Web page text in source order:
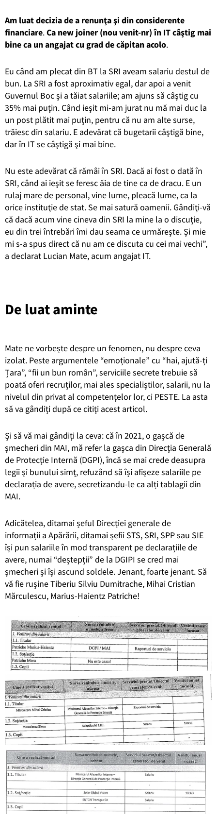
Am luat decizia de a renunţa şi din considerente
financiare.Ca new joiner (nou venit-nr) în IT câştig mai
bine ca un angajat cu grad de căpitan acolo.
Eu când am plecat din BT la SRI aveam salariu destul de
bun. La SRI a fost aproximativ egal, dar apoi a venit
Guvernul Boc şi a tăiat salariile; am ajuns să câştig cu
35% mai puţin. Când ieşit mi-am jurat nu mă mai duc la
un post plătit mai puţin, pentru că nu am alte surse,
trăiesc din salariu. E adevărat că bugetarii câştigă bine,
dar în IT se câştigă şi mai bine.
Nu este adevărat că rămâi în SRI. Dacă ai fost o dată în
SRI, când ai ieşit se feresc ăia de tine ca de dracu. E un
rulaj mare de personal, vine lume, pleacă lume, ca la
orice instituţie de stat. Se mai satură oamenii. Gândiţi-vă
că dacă acum vine cineva din SRI la mine la o discuţie,
eu din trei întrebări îmi dau seama ce urmăreşte. Şi mie
mi s-a spus direct că nu am ce discuta cu cei mai vechi”,
a declarat Lucian Mate, acum angajat IT.
De luat aminte
Mate ne vorbește despre un fenomen, nu despre ceva
izolat. Peste argumentele “emoționale” cu “hai, ajută-ți
Țara”, “fii un bun român”, serviciile secrete trebuie să
poată oferi recruților, mai ales specialiștilor, salarii, nu la
nivelul din privat al competențelor lor, ci PESTE. La asta
să va gândiți după ce citiți acest articol.
Și să vă mai gândiți la ceva: că în 2021, o gașcă de
șmecheri din MAI, mă refer la gașca din Direcția Generală
de Protecție Internă (DGPI), încă se mai crede deasupra
legii și bunului simț, refuzând să își afișeze salariile pe
declarația de avere, secretizandu-le ca alți tablagii din
MAI.
Adicătelea, ditamai șeful Direcției generale de
informații a Apărării, ditamai șefii STS, SRI, SPP sau SIE
își pun salariile în mod transparent pe declarațiile de
avere, numai “deștepții” de la DGIPI se cred mai
șmecheri și își ascund soldele. Jenant, foarte jenant. Să
vă fie rușine Tiberiu Silviu Dumitrache, Mihai Cristian
Mărculescu, Marius-Haientz Patriche!